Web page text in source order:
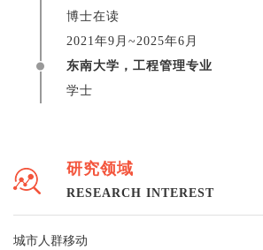
博士在读
2021年9 月 ~2025年6 月
东南大学，工程管理专业
学士
研究领域
RESEARCH INTEREST
城市人群移动